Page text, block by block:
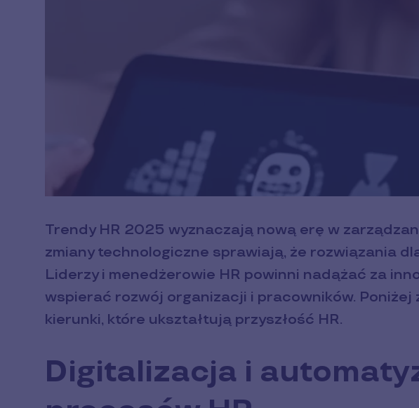
Trendy HR 2025 wyznaczają nową erę w
zmiany technologiczne sprawiają, że rozwiązania
Liderzy i menedżerowie HR powinni nadążać za
wspierać rozwój organizacji i pracowników. Poniżej
kierunki, które ukształtują przyszłość HR.
Digitalizacja i